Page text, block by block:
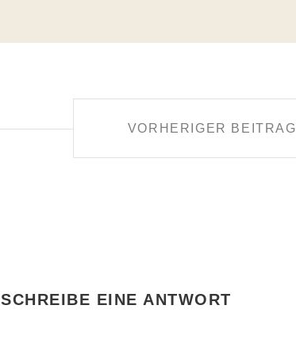
VORHERIGER BEITRAG
SCHREIBE EINE ANTWORT